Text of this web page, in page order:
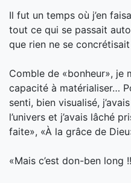
Il fut un temps où j’en
tout ce qui se passait
que rien ne se
Comble de «bonheur», je
capacité à matérialiser…
senti, bien visualisé,
l’univers et j’avais lâché
faite», «À la grâce de
«Mais c’est don-ben long